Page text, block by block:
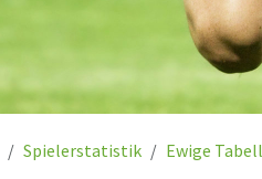
Spielerstatistik Ewige